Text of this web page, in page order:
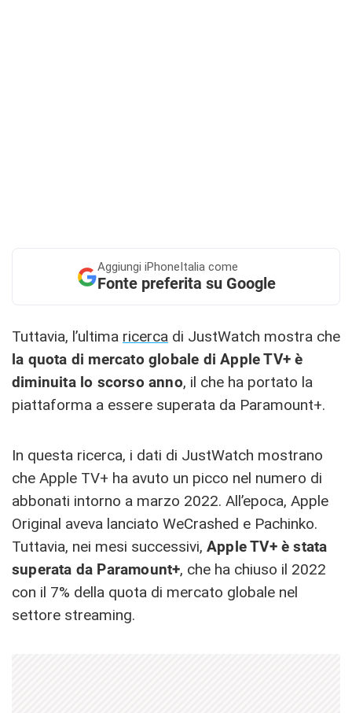
Aggiungi iPhoneItalia come
Fonte preferita su Google
Tuttavia, l’ultima ricerca di JustWatch mostra che
la quota di mercato globale di Apple TV+ è
diminuita lo scorso anno, il che ha portato la
piattaforma a essere superata da Paramount+.
In questa ricerca, i dati di JustWatch mostrano
che Apple TV+ ha avuto un picco nel numero di
abbonati intorno a marzo 2022. All’epoca, Apple
Original aveva lanciato WeCrashed e Pachinko.
Tuttavia, nei mesi successivi, Apple TV+ è stata
superata da Paramount+, che ha chiuso il 2022
con il 7% della quota di mercato globale nel
settore streaming.